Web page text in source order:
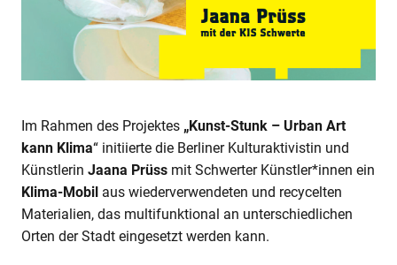
Im Rahmen des Projektes„Kunst-Stunk – Urban Art
kann Klima“ initiierte die Berliner Kulturaktivistin und
Künstlerin Jaana Prüssmit Schwerter Künstler*innen ein
Klima-Mobil aus wiederverwendeten und recycelten
Materialien, das multifunktional an unterschiedlichen
Orten der Stadt eingesetzt werden kann.